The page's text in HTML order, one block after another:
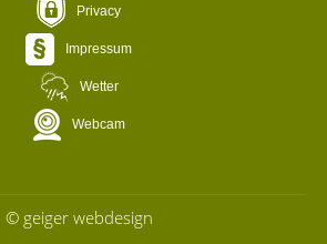
Privacy
Impressum
Wetter
Webcam
© geiger webdesign